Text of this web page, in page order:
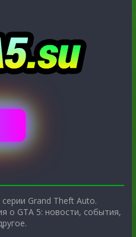
Grand Theft Auto.
о GTA 5: новости, события,